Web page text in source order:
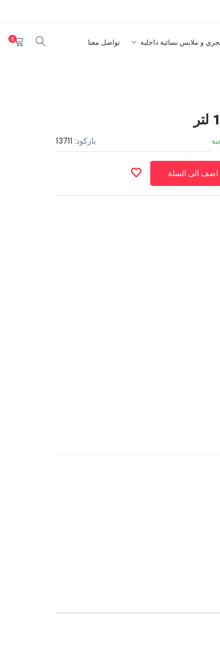
و ملابس نسائية داخلية تواصل معنا 0
باركود: 13711
اضف الى السلة